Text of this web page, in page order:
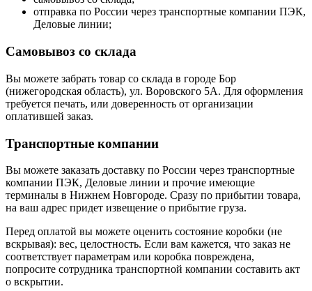
отправка по России через транспортные компании ПЭК,
Деловые линии;
Самовывоз со склада
Вы можете забрать товар со склада в городе Бор
(нижегородская область), ул. Воровского 5А. Для оформления
требуется печать, или доверенность от организации
оплатившей заказ.
Транспортные компании
Вы можете заказать доставку по России через транспортные
компании ПЭК, Деловые линии и прочие имеющие
терминалы в Нижнем Новгороде. Сразу по прибытии товара,
на ваш адрес придет извещение о прибытие груза.
Перед оплатой вы можете оценить состояние коробки (не
вскрывая): вес, целостность. Если вам кажется, что заказ не
соответствует параметрам или коробка повреждена,
попросите сотрудника транспортной компании составить акт
о вскрытии.